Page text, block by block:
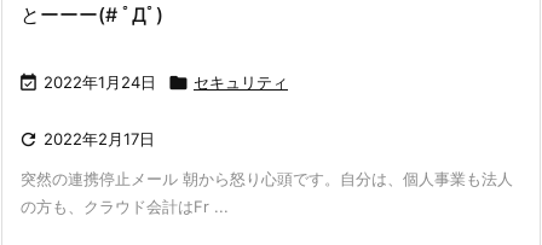
とーーー(# ﾟДﾟ)
 2022年1月24日  セキュリティ
 2022年2月17日
突然の連携停止メール 朝から怒り心頭です。自分は、個人事業も法人
の方も、クラウド会計はFr ...